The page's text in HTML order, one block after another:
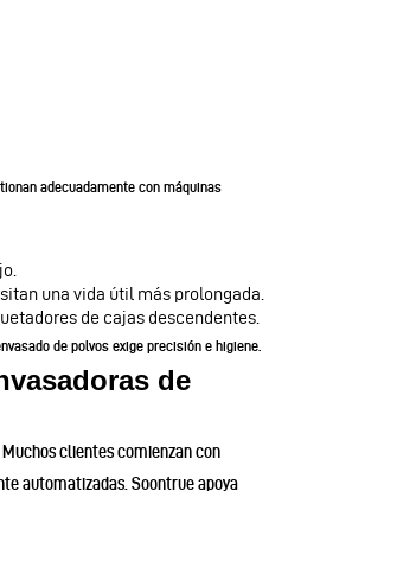
adecuadamente con máquinas
una vida útil más prolongada.
de cajas descendentes.
de polvos exige precisión e higiene.
de
clientes comienzan con
automatizadas. Soontrue apoya